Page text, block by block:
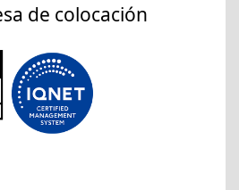
de colocación